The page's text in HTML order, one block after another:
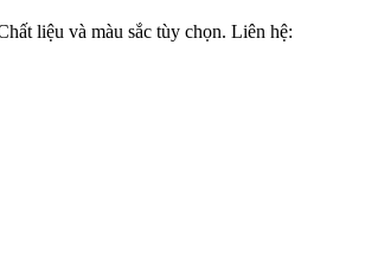
liệu và màu sắc tùy chọn. Liên hệ: